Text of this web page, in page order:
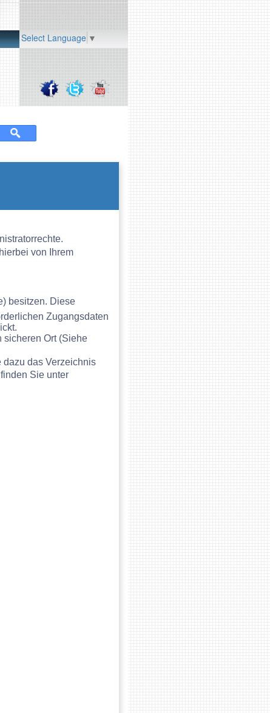
Select Language ▼
von Ihrem
besitzen. Diese
Zugangsdaten
sicheren Ort (Siehe
das Verzeichnis
Sie unter